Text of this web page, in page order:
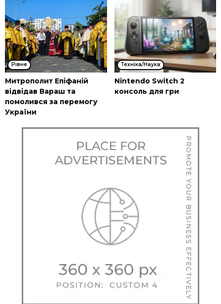
Рівне
Митрополит Епіфаній
відвідав Вараш та
помолився за перемогу
України
Техніка/Наука
Nintendo Switch 2
консоль для гри